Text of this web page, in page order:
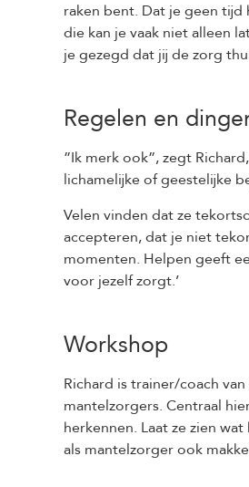
raken bent. Dat je geen
die kan je vaak niet alleen
je gezegd dat jij de zorg
Regelen en
”Ik merk ook”, zegt
lichamelijke of geestelijke
Velen vinden dat ze
accepteren, dat je niet
momenten. Helpen geeft
voor jezelf zorgt.’
Workshop
Richard is trainer/coach
mantelzorgers. Centraal
herkennen. Laat ze zien
als mantelzorger ook